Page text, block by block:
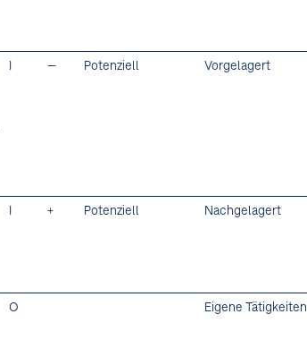
I — Potenziell Vorgelagert
I + Potenziell Nachgelagert
O Eigene Tätigkeiten